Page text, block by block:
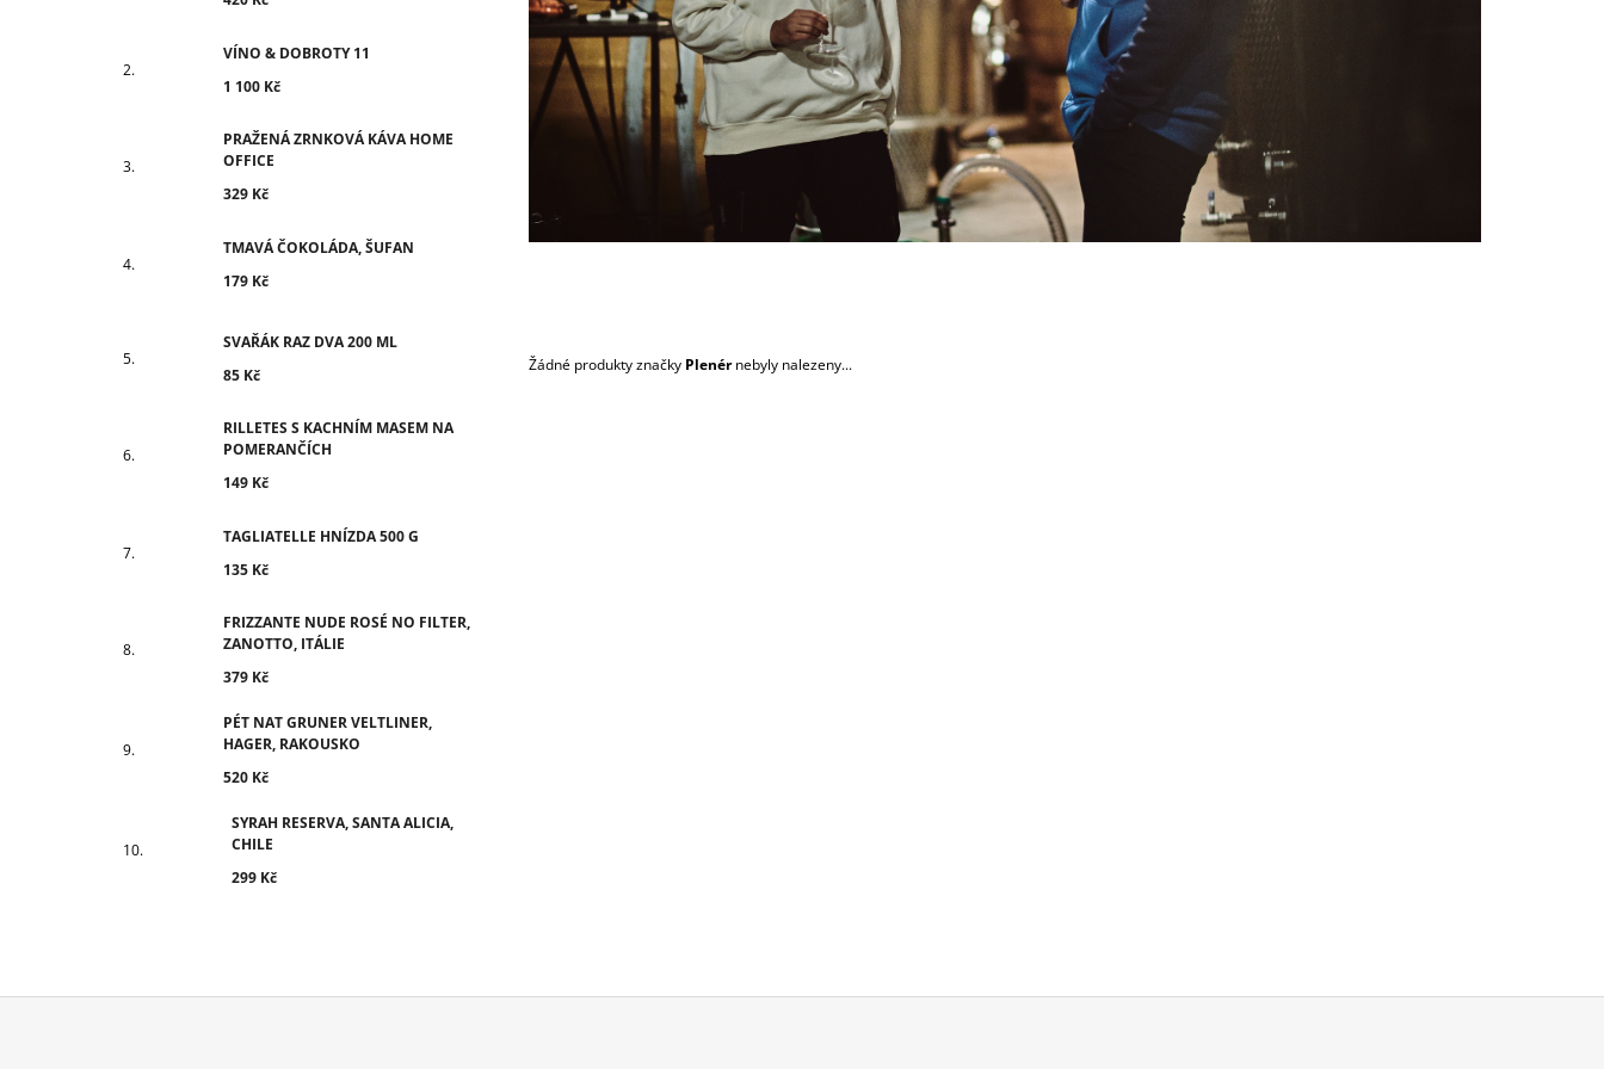
VÍNO & DOBROTY 11
1 100 Kč
PRAŽENÁ ZRNKOVÁ KÁVA HOME
OFFICE
329 Kč
TMAVÁ ČOKOLÁDA, ŠUFAN
179 Kč
SVAŘÁK RAZ DVA 200 ML
85 Kč
RILLETES S KACHNÍM MASEM NA
POMERANČÍCH
149 Kč
TAGLIATELLE HNÍZDA 500 G
135 Kč
FRIZZANTE NUDE ROSÉ NO FILTER,
ZANOTTO, ITÁLIE
379 Kč
PÉT NAT GRUNER VELTLINER,
HAGER, RAKOUSKO
520 Kč
SYRAH RESERVA, SANTA ALICIA,
CHILE
299 Kč
Žádné produkty značky Plenérnebyly nalezeny...